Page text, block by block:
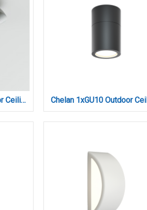
Champlain 1xE27 Outdoor Ceiling Light Grey D:90x285x285mm (80300834)